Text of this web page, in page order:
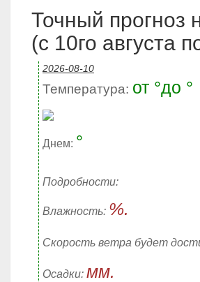
Точный прогноз
(с 10го августа
2026-08-10
Температура: от °до °
Днем: °
Подробности:
Влажность: %.
Скорость ветра будет
Осадки: мм.